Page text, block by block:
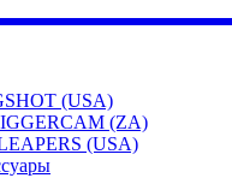
(USA)
(ZA)
(USA)